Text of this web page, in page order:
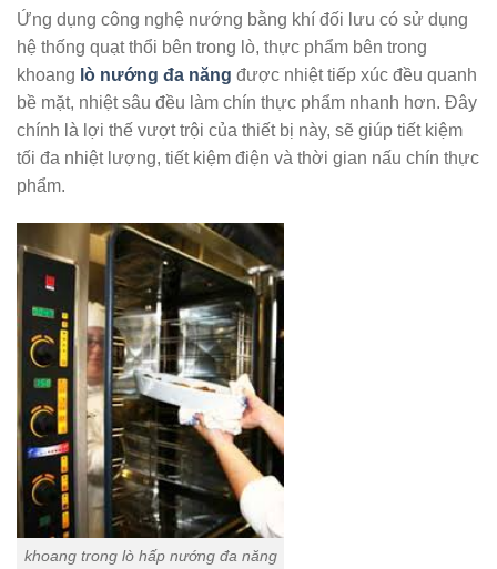
Ứng dụng công nghệ nướng bằng khí đối lưu có sử dụng
hệ thống quạt thổi bên trong lò, thực phẩm bên trong
khoang lò nướng đa năng được nhiệt tiếp xúc đều quanh
bề mặt, nhiệt sâu đều làm chín thực phẩm nhanh hơn. Đây
chính là lợi thế vượt trội của thiết bị này, sẽ giúp tiết kiệm
tối đa nhiệt lượng, tiết kiệm điện và thời gian nấu chín thực
phẩm.
khoang trong lò hấp nướng đa năng